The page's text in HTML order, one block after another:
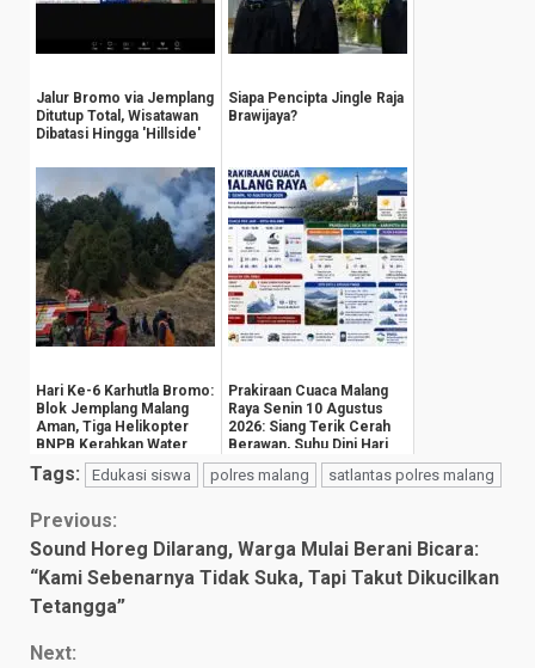
Jalur Bromo via Jemplang
Ditutup Total, Wisatawan
Dibatasi Hingga 'Hillside'
Siapa Pencipta Jingle Raja
Brawijaya?
Hari Ke-6 Karhutla Bromo:
Blok Jemplang Malang
Aman, Tiga Helikopter
BNPB Kerahkan Water
Bombing
Prakiraan Cuaca Malang
Raya Senin 10 Agustus
2026: Siang Terik Cerah
Berawan, Suhu Dini Hari
Anjlok ...
Tags: Edukasi siswa polres malang satlantas polres malang
Continue
Reading
Previous:
Sound Horeg Dilarang, Warga Mulai Berani Bicara:
“Kami Sebenarnya Tidak Suka, Tapi Takut Dikucilkan
Tetangga”
Next: